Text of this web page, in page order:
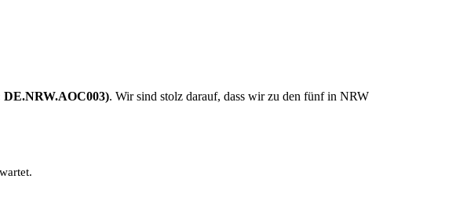
. Wir sind stolz darauf, dass wir zu den fünf in NRW